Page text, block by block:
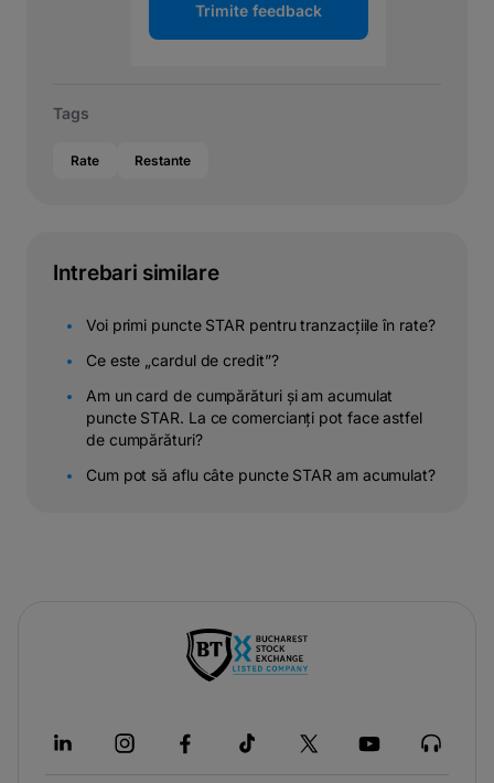
Trimite feedback
Tags
Rate Restante
Intrebari similare
Voi primi puncte STAR pentru tranzacțiile în rate?
Ce este „cardul de credit”?
Am un card de cumpărături și am acumulat
puncte STAR. La ce comercianți pot face astfel
de cumpărături?
Cum pot să aflu câte puncte STAR am acumulat?
a